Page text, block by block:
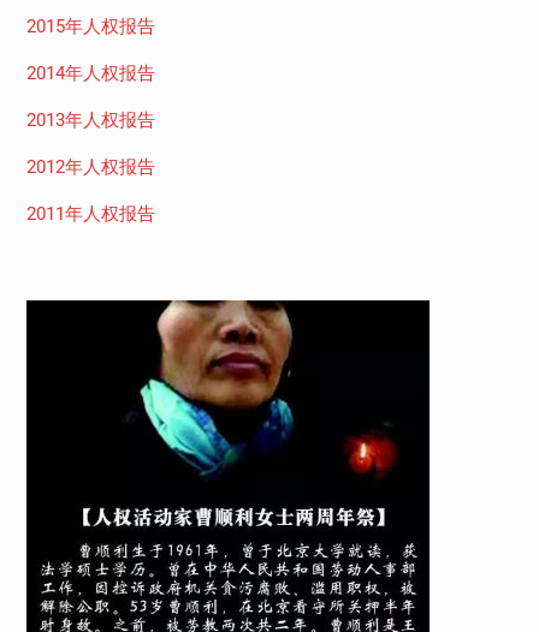
2015年人权报告
2014年人权报告
2013年人权报告
2012年人权报告
2011年人权报告